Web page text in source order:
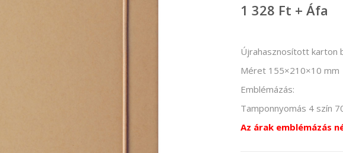
1 328 Ft + Áfa
Újrahasznosított karton
Méret 155×210×10 mm
Emblémázás:
Tamponnyomás 4 szín
Az árak emblémázás